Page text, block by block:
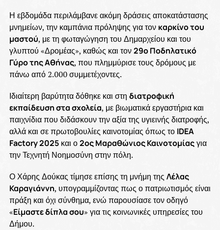
Η εβδομάδα περιλάμβανε ακόμη δράσεις αποκατάστασης
μνημείων, την καμπάνια πρόληψης για τον καρκίνο του
μαστού, με τη φωταγώγηση του Δημαρχείου και του
γλυπτού «Δρομέας», καθώς και τον29ο Ποδηλατικό
Γύρο της Αθήνας, που πλημμύρισε τους δρόμους με
πάνω από 2.000 συμμετέχοντες.
Ιδιαίτερη βαρύτητα δόθηκε και στη διατροφική
εκπαίδευση στα σχολεία, με βιωματικά εργαστήρια και
παιχνίδια που διδάσκουν την αξία της υγιεινής διατροφής,
αλλά και σε πρωτοβουλίες καινοτομίας όπως το IDEA
Factory 2025και ο2ος Μαραθώνιος Καινοτομίαςγια
την Τεχνητή Νοημοσύνη στην πόλη.
Ο Χάρης Δούκας τίμησε επίσης τη μνήμη της Λέλας
Καραγιάννη, υπογραμμίζοντας πως ο πατριωτισμός είναι
πράξη και όχι σύνθημα, ενώ παρουσίασε τον οδηγό
«Είμαστε δίπλα σου» για τις κοινωνικές υπηρεσίες του
Δήμου.